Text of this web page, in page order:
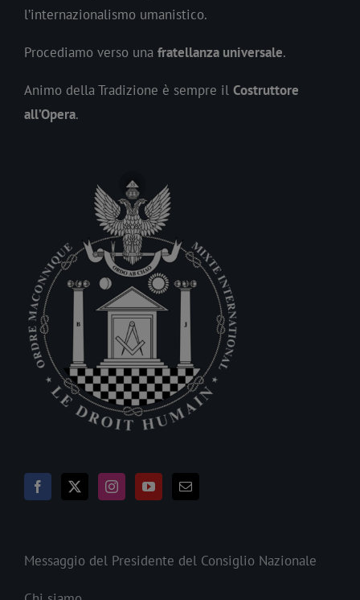
l’internazionalismo umanistico.
Procediamo verso una fratellanza universale.
Animo della Tradizione è sempre il Costruttore
all’Opera.
Messaggio del Presidente del Consiglio Nazionale